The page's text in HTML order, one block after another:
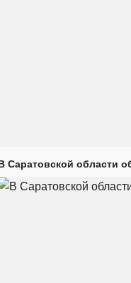
Саратовской области